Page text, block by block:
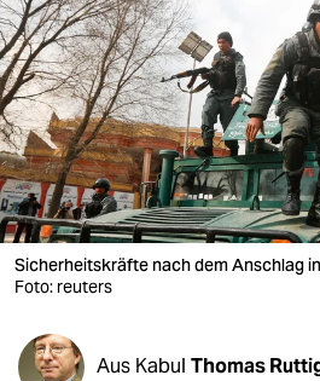
berlin
nord
wahrheit
verlag
verlag
shop
Sicherheitskräfte nach dem Anschlag
Foto: reuters
Aus Kabul Thomas